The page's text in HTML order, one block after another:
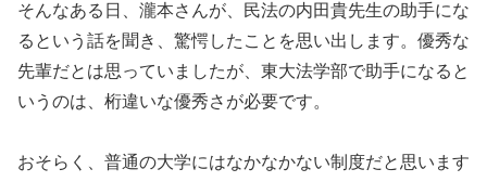
そんなある日、瀧本さんが、民法の内田貴先生の助手にな
るという話を聞き、驚愕したことを思い出します。優秀な
先輩だとは思っていましたが、東大法学部で助手になると
いうのは、桁違いな優秀さが必要です。
おそらく、普通の大学にはなかなかない制度だと思います